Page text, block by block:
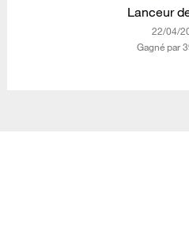
Lanceur
‎22/04/
Gagné par